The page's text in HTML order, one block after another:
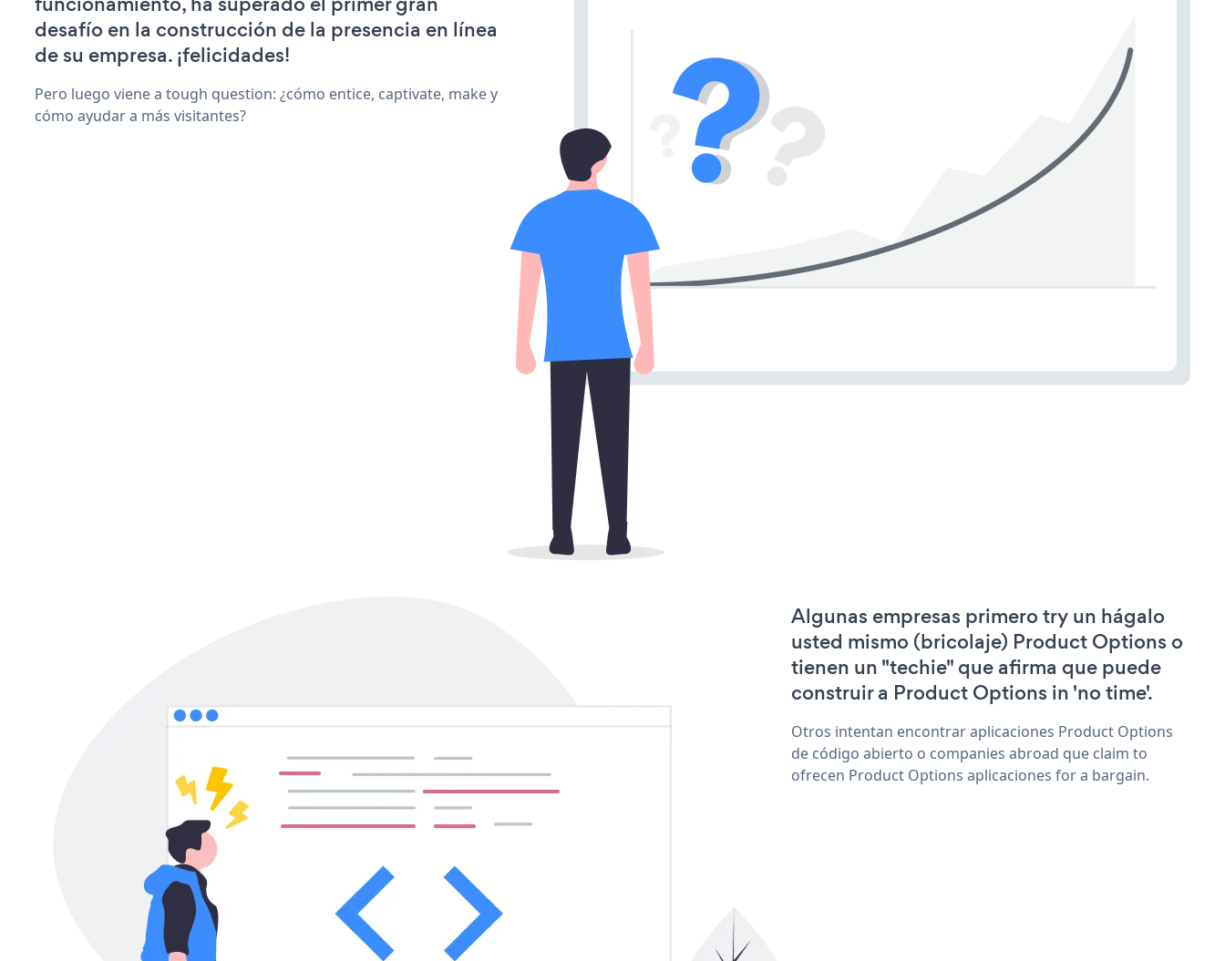
desafío en la construcción de la presencia en línea
de su empresa. ¡felicidades!
Pero luego viene a tough question: ¿cómo entice, captivate, make y
cómo ayudar a más visitantes?
Algunas empresas primero try un hágalo
usted mismo (bricolaje) Product Options o
tienen un "techie" que afirma que puede
construir a Product Options in 'no time'.
Otros intentan encontrar aplicaciones Product Options
de código abierto o companies abroad que claim to
ofrecen Product Options aplicaciones for a bargain.